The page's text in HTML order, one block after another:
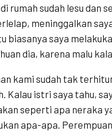
rumah sudah lesu dan
meninggalkan
biasanya saya
dia, karena malu
kami sudah tak
Kalau istri saya tahu,
seperti apa neraka
apa-apa.